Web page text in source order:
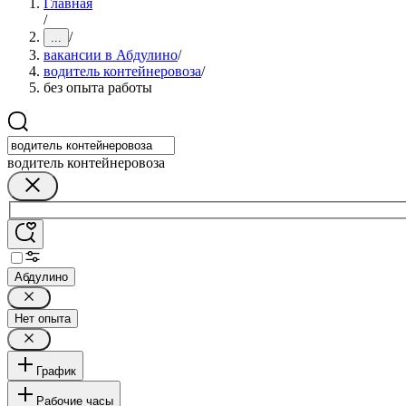
Главная
/
... /
вакансии в Абдулино/
водитель контейнеровоза/
без опыта работы
водитель контейнеровоза
Абдулино
Нет опыта
График
Рабочие часы